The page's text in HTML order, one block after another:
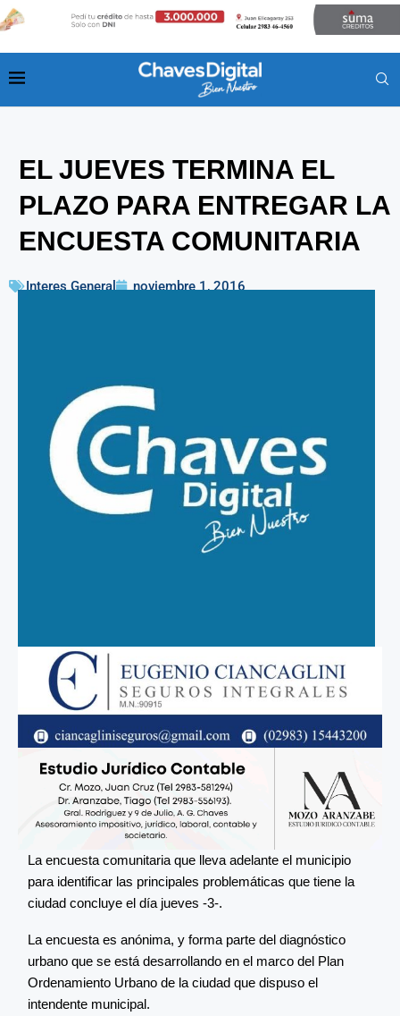
EL JUEVES TERMINA EL
PLAZO PARA ENTREGAR LA
ENCUESTA COMUNITARIA
Interes General noviembre 1, 2016
La encuesta comunitaria que lleva adelante el municipio
para identificar las principales problemáticas que tiene la
ciudad concluye el día jueves -3-.
La encuesta es anónima, y forma parte del diagnóstico
urbano que se está desarrollando en el marco del Plan
Ordenamiento Urbano de la ciudad que dispuso el
intendente municipal.